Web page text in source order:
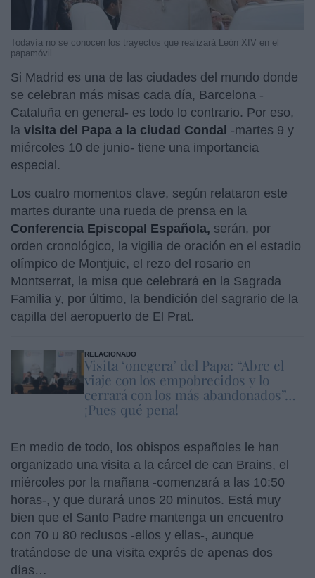
Todavía no se conocen los trayectos que realizará León XIV en el
papamóvil
Si Madrid es una de las ciudades del mundo donde
se celebran más misas cada día, Barcelona -
Cataluña en general- es todo lo contrario. Por eso,
la visita del Papa a la ciudad Condal -martes 9 y
miércoles 10 de junio- tiene una importancia
especial.
Los cuatro momentos clave, según relataron este
martes durante una rueda de prensa en la
Conferencia Episcopal Española, serán, por
orden cronológico, la vigilia de oración en el estadio
olímpico de Montjuic, el rezo del rosario en
Montserrat, la misa que celebrará en la Sagrada
Familia y, por último, la bendición del sagrario de la
capilla del aeropuerto de El Prat.
RELACIONADO
Visita ‘onegera’ del Papa: “Abre el
viaje con los empobrecidos y lo
cerrará con los más abandonados”…
¡Pues qué pena!
En medio de todo, los obispos españoles le han
organizado una visita a la cárcel de can Brains, el
miércoles por la mañana -comenzará a las 10:50
horas-, y que durará unos 20 minutos. Está muy
bien que el Santo Padre mantenga un encuentro
con 70 u 80 reclusos -ellos y ellas-, aunque
tratándose de una visita exprés de apenas dos
días…